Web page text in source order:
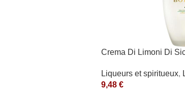
Crema Di Limoni Di
Liqueurs et spiritueux,
9,48 €